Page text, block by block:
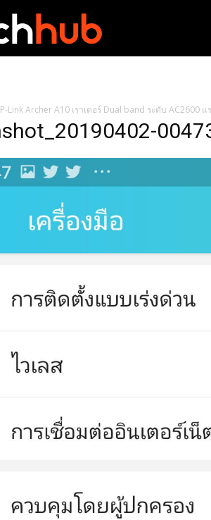
Link Archer A10 เราเตอร์ Dual band ระดับ AC2600